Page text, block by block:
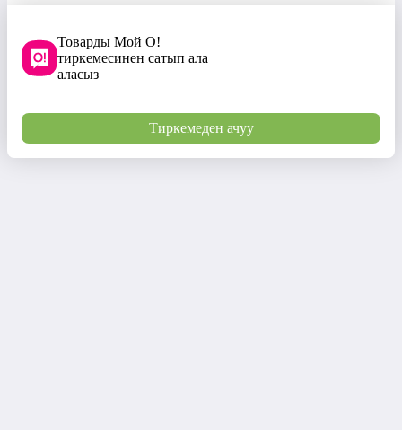
Товарды Мой О!
тиркемесинен сатып ала
аласыз
Тиркемеден ачуу